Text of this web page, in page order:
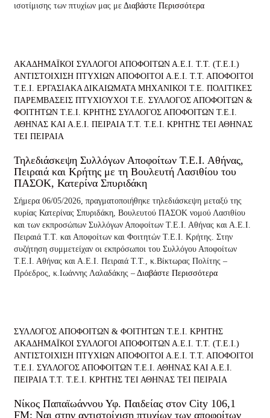
ισοτίμισης των πτυχίων μας με Διαβάστε Περισσότερα
ΑΚΑΔΗΜΑΪΚΟΙ ΣΥΛΛΟΓΟΙ ΑΠΟΦΟΙΤΩΝ Α.Ε.Ι. Τ.Τ. (Τ.Ε.Ι.)
ΑΝΤΙΣΤΟΙΧΙΣΗ ΠΤΥΧΙΩΝ ΑΠΟΦΟΙΤΟΙ Α.Ε.Ι. Τ.Τ. ΑΠΟΦΟΙΤΟΙ
Τ.Ε.Ι. ΕΡΓΑΣΙΑΚΑ ΔΙΚΑΙΩΜΑΤΑ ΜΗΧΑΝΙΚΟΙ Τ.Ε. ΠΟΛΙΤΙΚΕΣ
ΠΑΡΕΜΒΑΣΕΙΣ ΠΤΥΧΙΟΥΧΟΙ Τ.Ε. ΣΥΛΛΟΓΟΣ ΑΠΟΦΟΙΤΩΝ &
ΦΟΙΤΗΤΩΝ Τ.Ε.Ι. ΚΡΗΤΗΣ ΣΥΛΛΟΓΟΣ ΑΠΟΦΟΙΤΩΝ Τ.Ε.Ι.
ΑΘΗΝΑΣ ΚΑΙ Α.Ε.Ι. ΠΕΙΡΑΙΑ Τ.Τ. Τ.Ε.Ι. ΚΡΗΤΗΣ ΤΕΙ ΑΘΗΝΑΣ
ΤΕΙ ΠΕΙΡΑΙΑ
Τηλεδιάσκεψη Συλλόγων Αποφοίτων Τ.Ε.Ι. Αθήνας,
Πειραιά και Κρήτης με τη Βουλευτή Λασιθίου του
ΠΑΣΟΚ, Κατερίνα Σπυριδάκη
Σήμερα 06/05/2026, πραγματοποιήθηκε τηλεδιάσκεψη μεταξύ της
κυρίας Κατερίνας Σπυριδάκη, Βουλευτού ΠΑΣΟΚ νομού Λασιθίου
και των εκπροσώπων Συλλόγων Αποφοίτων Τ.Ε.Ι. Αθήνας και Α.Ε.Ι.
Πειραιά Τ.Τ. και Αποφοίτων και Φοιτητών Τ.Ε.Ι. Κρήτης. Στην
συζήτηση συμμετείχαν οι εκπρόσωποι του Συλλόγου Αποφοίτων
Τ.Ε.Ι. Αθήνας και Α.Ε.Ι. Πειραιά Τ.Τ., κ.Βίκτωρας Πολίτης –
Πρόεδρος, κ.Ιωάννης Λαλαδάκης – Διαβάστε Περισσότερα
ΣΥΛΛΟΓΟΣ ΑΠΟΦΟΙΤΩΝ & ΦΟΙΤΗΤΩΝ Τ.Ε.Ι. ΚΡΗΤΗΣ
ΑΚΑΔΗΜΑΪΚΟΙ ΣΥΛΛΟΓΟΙ ΑΠΟΦΟΙΤΩΝ Α.Ε.Ι. Τ.Τ. (Τ.Ε.Ι.)
ΑΝΤΙΣΤΟΙΧΙΣΗ ΠΤΥΧΙΩΝ ΑΠΟΦΟΙΤΟΙ Α.Ε.Ι. Τ.Τ. ΑΠΟΦΟΙΤΟΙ
Τ.Ε.Ι.
ΣΥΛΛΟΓΟΣ ΑΠΟΦΟΙΤΩΝ Τ.Ε.Ι. ΑΘΗΝΑΣ ΚΑΙ Α.Ε.Ι.
ΠΕΙΡΑΙΑ Τ.Τ. Τ.Ε.Ι. ΚΡΗΤΗΣ ΤΕΙ ΑΘΗΝΑΣ ΤΕΙ ΠΕΙΡΑΙΑ
Νίκος Παπαϊωάννου Υφ. Παιδείας στον City 106,1
FM: Ναι στην αντιστοίχιση πτυχίων των αποφοίτων